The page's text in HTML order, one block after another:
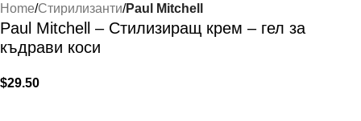
Home Стирилизанти Paul Mitchell
Paul Mitchell – Стилизиращ крем – гел за
къдрави коси
$29.50